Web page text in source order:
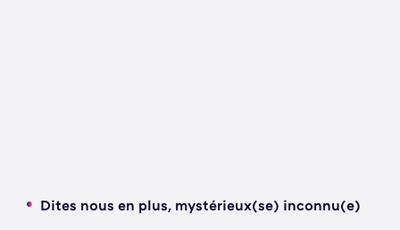
Dites nous en plus, mystérieux(se) inconnu(e)